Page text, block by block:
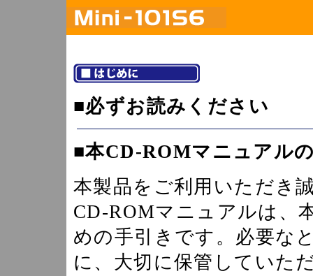
■必ずお読みください
■本CD-ROMマニュアル
本製品をご利用いただき
CD-ROMマニュアルは、
めの手引きです。必要な
に、大切に保管していた